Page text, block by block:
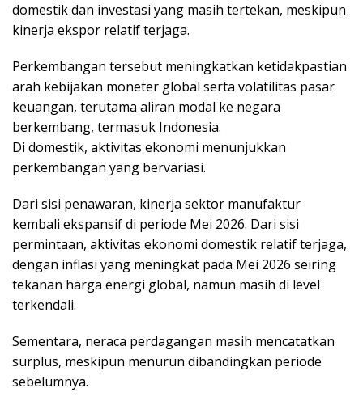
domestik dan investasi yang masih tertekan, meskipun
kinerja ekspor relatif terjaga.
Perkembangan tersebut meningkatkan ketidakpastian
arah kebijakan moneter global serta volatilitas pasar
keuangan, terutama aliran modal ke negara
berkembang, termasuk Indonesia.
Di domestik, aktivitas ekonomi menunjukkan
perkembangan yang bervariasi.
Dari sisi penawaran, kinerja sektor manufaktur
kembali ekspansif di periode Mei 2026. Dari sisi
permintaan, aktivitas ekonomi domestik relatif terjaga,
dengan inflasi yang meningkat pada Mei 2026 seiring
tekanan harga energi global, namun masih di level
terkendali.
Sementara, neraca perdagangan masih mencatatkan
surplus, meskipun menurun dibandingkan periode
sebelumnya.